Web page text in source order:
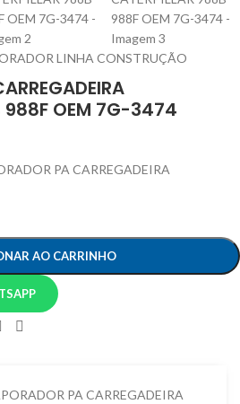
LINHA CONSTRUÇÃO
988F OEM 7G-3474
PA CARREGADEIRA
AO CARRINHO
PA CARREGADEIRA